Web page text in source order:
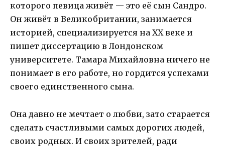
которого певица живёт — это её сын Сандро.
Он живёт в Великобритании, занимается
историей, специализируется на XX веке и
пишет диссертацию в Лондонском
университете. Тамара Михайловна ничего не
понимает в его работе, но гордится успехами
своего единственного сына.
Она давно не мечтает о любви, зато старается
сделать счастливыми самых дорогих людей,
своих родных. И своих зрителей, ради